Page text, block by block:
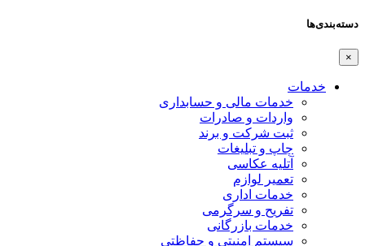
دسته‌بندی‌ها
×
خدمات
خدمات مالی و حسابداری
واردات و صادرات
ثبت شرکت و برند
چاپ و تبلیغات
آتلیه عکاسی
تعمیر لوازم
خدمات اداری
تفریح و سرگرمی
خدمات بازرگانی
سیستم امنیتی و حفاظتی